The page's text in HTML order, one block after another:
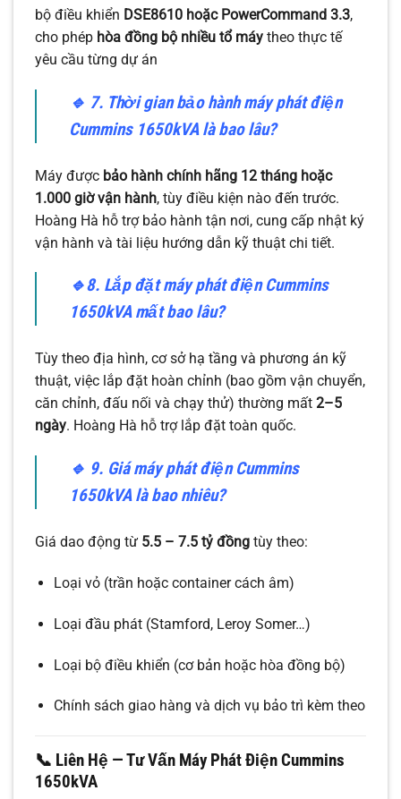
bộ điều khiển DSE8610 hoặc PowerCommand 3.3,
cho phép hòa đồng bộ nhiều tổ máy theo thực tế
yêu cầu từng dự án
🔹 7. Thời gian bảo hành máy phát điện
Cummins 1650kVA là bao lâu?
Máy được bảo hành chính hãng 12 tháng hoặc
1.000 giờ vận hành, tùy điều kiện nào đến trước.
Hoàng Hà hỗ trợ bảo hành tận nơi, cung cấp nhật ký
vận hành và tài liệu hướng dẫn kỹ thuật chi tiết.
🔹8. Lắp đặt máy phát điện Cummins
1650kVA mất bao lâu?
Tùy theo địa hình, cơ sở hạ tầng và phương án kỹ
thuật, việc lắp đặt hoàn chỉnh (bao gồm vận chuyển,
căn chỉnh, đấu nối và chạy thử) thường mất 2–5
ngày. Hoàng Hà hỗ trợ lắp đặt toàn quốc.
🔹 9. Giá máy phát điện Cummins
1650kVA là bao nhiêu?
Giá dao động từ 5.5 – 7.5 tỷ đồng tùy theo:
Loại vỏ (trần hoặc container cách âm)
Loại đầu phát (Stamford, Leroy Somer…)
Loại bộ điều khiển (cơ bản hoặc hòa đồng bộ)
Chính sách giao hàng và dịch vụ bảo trì kèm theo
📞 Liên Hệ — Tư Vấn Máy Phát Điện Cummins
1650kVA